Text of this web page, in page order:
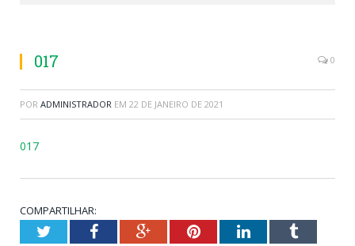
017 0
POR ADMINISTRADOR EM 22 DE JANEIRO DE 2021
017
COMPARTILHAR:
TwitterFacebookGoogle+PinterestLinkedInTumblr